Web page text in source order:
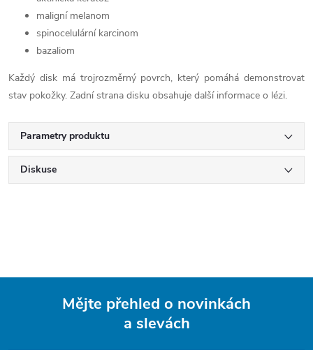
maligní melanom
spinocelulární karcinom
bazaliom
Každý disk má trojrozměrný povrch, který pomáhá demonstrovat
stav pokožky. Zadní strana disku obsahuje další informace o lézi.
Parametry produktu
Diskuse
Mějte přehled o novinkách
a slevách